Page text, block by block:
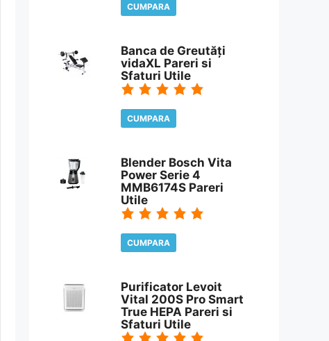
CUMPARA
Banca de Greutăți
vidaXL Pareri si
Sfaturi Utile
CUMPARA
Blender Bosch Vita
Power Serie 4
MMB6174S Pareri
Utile
CUMPARA
Purificator Levoit
Vital 200S Pro Smart
True HEPA Pareri si
Sfaturi Utile